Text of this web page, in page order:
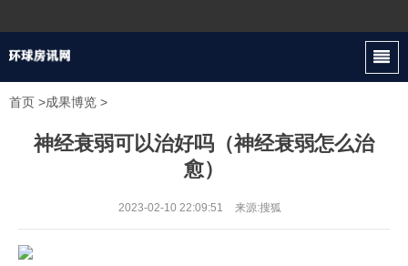
首页 >成果博览 >
神经衰弱可以治好吗（神经衰弱怎么治
愈）
2023-02-10 22:09:51 来源:搜狐